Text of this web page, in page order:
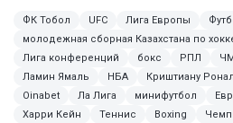
ФК Тобол UFC Лига Европы
молодежная сборная Казахстана по
Лига конференций
бокс РПЛ
Ламин Ямаль
НБА Криштиану
Oinabet
Ла Лига минифутбол
Харри Кейн
Теннис Boxing